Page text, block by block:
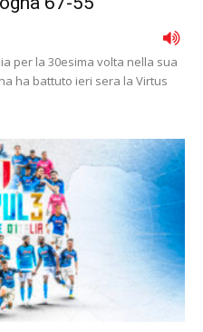
per la 30esima volta nella sua
ha battuto ieri sera la Virtus